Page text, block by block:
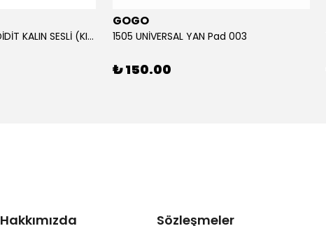
12V KORNA SIVAMALI DİDİT KALIN SESLİ (KIRMIZI)
GOGO
1505 UNİVERSAL YAN Pad 003
₺ 150.00
Hakkımızda Sözleşmeler